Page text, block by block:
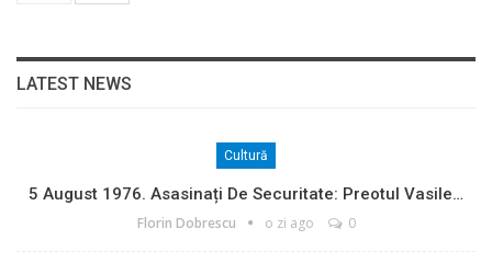
LATEST NEWS
Cultură
5 August 1976. Asasinați De Securitate: Preotul Vasile…
Florin Dobrescu o zi ago 0